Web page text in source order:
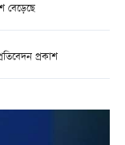
উন্নয়ন সূচক ৫.২ শতাংশ বেড়েছে
প্রকাশ